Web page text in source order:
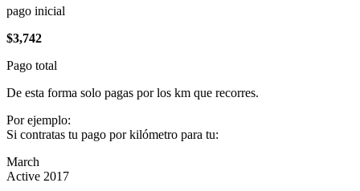
pago inicial
$3,742
Pago total
De esta forma solo pagas por los km que recorres.
Por ejemplo:
Si contratas tu pago por kilómetro para tu:
March
Active 2017